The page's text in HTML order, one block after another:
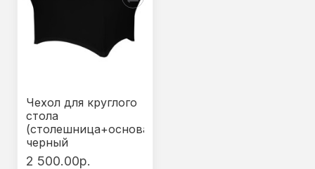
Чехол для круглого
стола
(столешница+основание)
черный
2 500.00р.